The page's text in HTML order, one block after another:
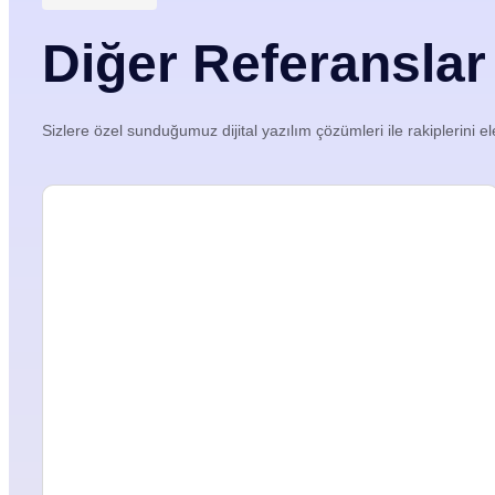
Diğer Referanslar
Sizlere özel sunduğumuz dijital yazılım çözümleri ile rakiplerini